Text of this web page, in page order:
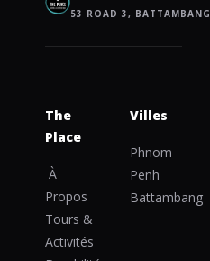
53 ROAD 3, BATTAMBANG
The
Place
À
Propos
Tours &
Activités
Villes
Phnom
Penh
Battambang